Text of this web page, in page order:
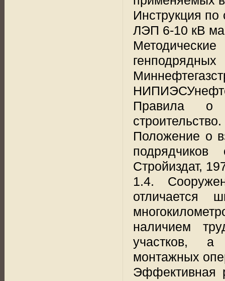
Инструкция по
ЛЭП 6-10 кВ
Правила о
Положение о
Стройиздат,
1.4.
отличается
наличием
участков, а
монтажных
Эффективная